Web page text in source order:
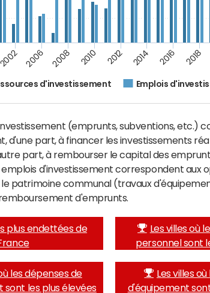
d'investissement Emplois
2002 2006 2008 2010 2012 2014 2016 2018
(emprunts, subventions, etc.)
d'une part, à financer les investissements
part, à rembourser le capital des
d'investissement correspondent aux
patrimoine communal (travaux
d'emprunts.
plus endettées de
Les villes où
personnel sont
les dépenses de
les plus élevées
Les villes
d'équipement